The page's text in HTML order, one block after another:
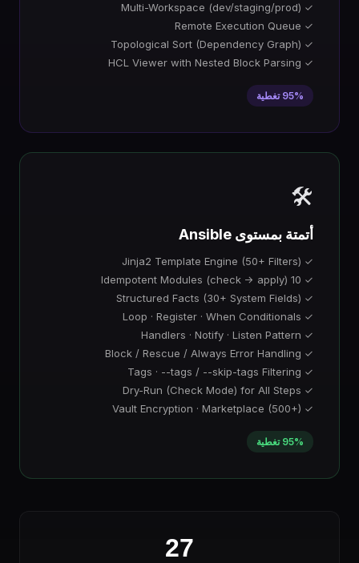
✓ Multi-Workspace (dev/staging/prod)
✓ Remote Execution Queue
✓ Topological Sort (Dependency Graph)
✓ HCL Viewer with Nested Block Parsing
95% تغطية
🛠️
أتمتة بمستوى Ansible
✓ Jinja2 Template Engine (50+ Filters)
✓ 10 Idempotent Modules (check → apply)
✓ Structured Facts (30+ System Fields)
✓ Loop · Register · When Conditionals
✓ Handlers · Notify · Listen Pattern
✓ Block / Rescue / Always Error Handling
✓ Tags · --tags / --skip-tags Filtering
✓ Dry-Run (Check Mode) for All Steps
✓ Vault Encryption · Marketplace (500+)
95% تغطية
27